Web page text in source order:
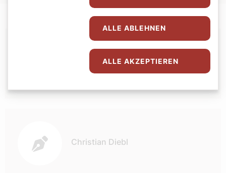
Karolina Firzinger
Christian Diebl
ALLE ABLEHNEN
ALLE AKZEPTIEREN